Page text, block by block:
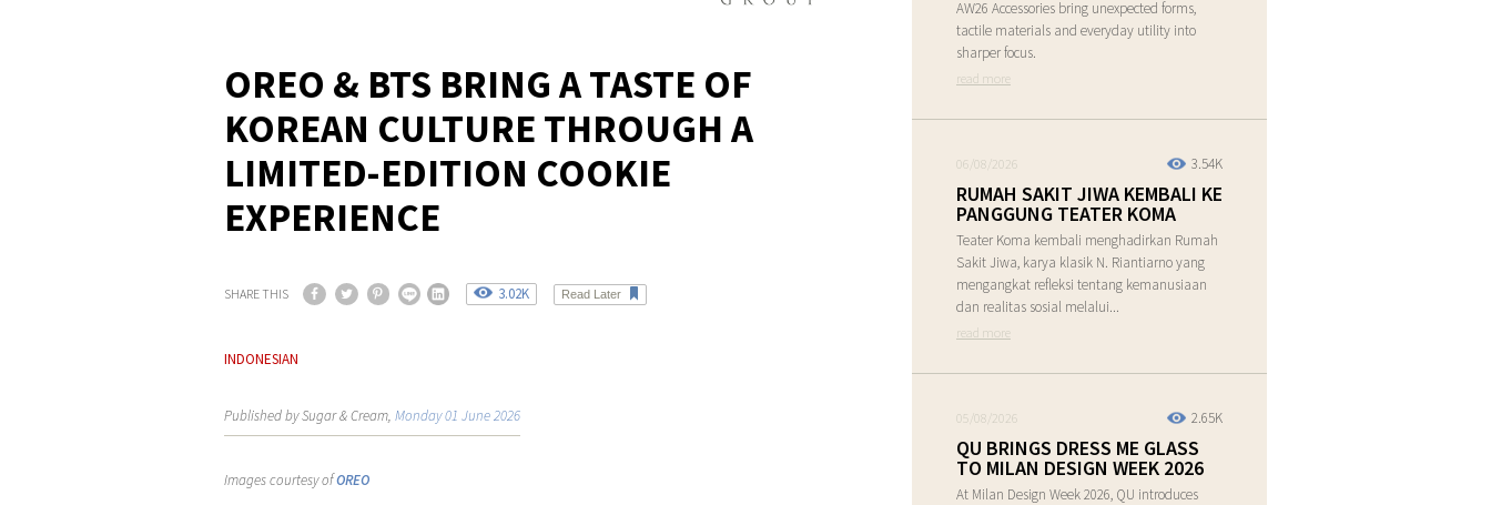
OREO & BTS BRING A TASTE OF
KOREAN CULTURE THROUGH A
LIMITED-EDITION COOKIE
EXPERIENCE
SHARE THIS 3.02K Read Later
INDONESIAN
Published by Sugar & Cream, Monday 01 June 2026
Images courtesy ofOREO
AW26 Accessories bring unexpected forms,
tactile materials and everyday utility into
sharper focus.
read more
3.54K
06/08/2026
RUMAH SAKIT JIWA KEMBALI KE
PANGGUNG TEATER KOMA
Teater Koma kembali menghadirkan Rumah
Sakit Jiwa, karya klasik N. Riantiarno yang
mengangkat refleksi tentang kemanusiaan
dan realitas sosial melalui...
read more
2.65K
05/08/2026
QU BRINGS DRESS ME GLASS
TO MILAN DESIGN WEEK 2026
At Milan Design Week 2026, QU introduces